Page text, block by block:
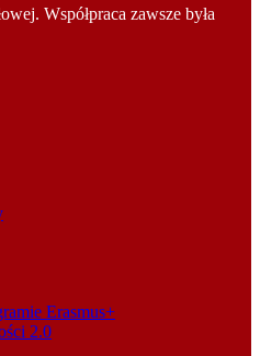
Współpraca zawsze była
Erasmus+
2.0